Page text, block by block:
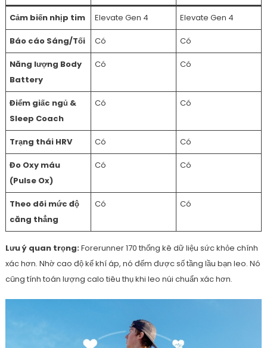
Cảm biến nhịp tim Elevate Gen 4 Elevate Gen 4
Báo cáo Sáng/Tối Có Có
Năng lượng Body
Battery
Có Có
Điểm giấc ngủ &
Sleep Coach
Có Có
Trạng thái HRV Có Có
Đo Oxy máu
(Pulse Ox)
Có Có
Theo dõi mức độ
căng thẳng
Có Có
Lưu ý quan trọng:Forerunner 170 thống kê dữ liệu sức khỏe chính
xác hơn. Nhờ cao độ kế khí áp, nó đếm được số tầng lầu bạn leo. Nó
cũng tính toán lượng calo tiêu thụ khi leo núi chuẩn xác hơn.